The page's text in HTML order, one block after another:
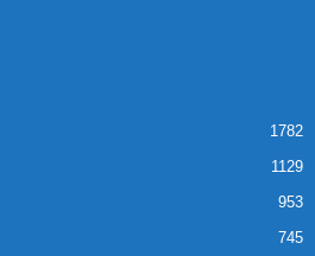
1782
1129
953
745